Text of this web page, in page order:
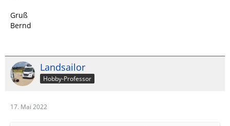
Gruß
Bernd
Landsailor
Hobby-Professor
17. Mai 2022